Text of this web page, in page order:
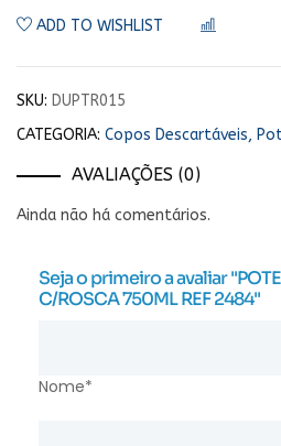
ADD TO WISHLIST
SKU: DUPTR015
CATEGORIA: Copos Descartáveis,
AVALIAÇÕES (0)
Ainda não há comentários.
Seja o primeiro a avaliar
C/ROSCA 750ML REF 2484"
Nome*